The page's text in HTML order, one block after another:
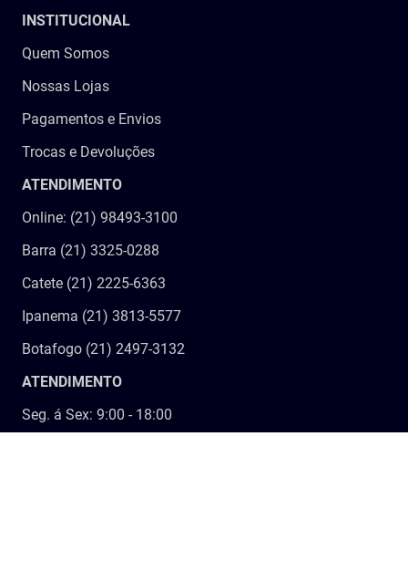
INSTITUCIONAL
Quem Somos
Nossas Lojas
Pagamentos e Envios
Trocas e Devoluções
ATENDIMENTO
Online: (21) 98493-3100
Barra (21) 3325-0288
Catete (21) 2225-6363
Ipanema (21) 3813-5577
Botafogo (21) 2497-3132
ATENDIMENTO
Seg. á Sex: 9:00 - 18:00